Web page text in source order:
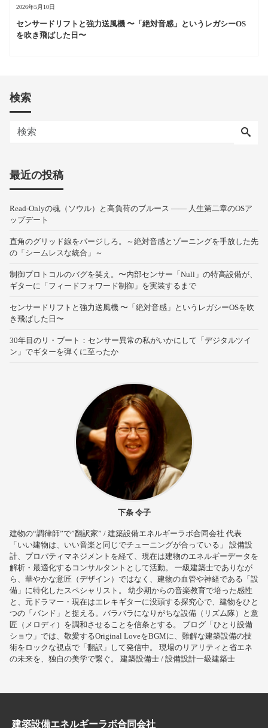
2026年5月10日
センサードリフトと強力送風機 〜「絶対音感」というレガシーOS
を吹き飛ばした日〜
検索
最近の投稿
Read-Onlyの魂（ソウル）と高負荷のブルース —— 人生第二章のOSア
ップデート
直角のグリッド線をパージしろ。～絶対音感とゾーニングを手放した先
の「シームレスな統合」～
制御プロトコルのバグを笑え。〜内部センサー「Null」の特高設備が、
ギターに「フィードフォワード制御」を実装するまで
センサードリフトと強力送風機 〜「絶対音感」というレガシーOSを吹
き飛ばした日〜
30年目のリ・ブート：センサー異常の私がいかにして「デジタルツイ
ン」でギターを弾くに至ったか
下条 令子
建物の“調律師”で”翻訳家” / 建築設備エネルギーラボ合同会社 代表
「いい建物は、いい音楽と同じでチューニングが合っている」 設備設
計、プロパティマネジメントを経て、現在は建物のエネルギーデータを
解析・最適化するコンサルタントとして活動。 一級建築士でありなが
ら、華やかな意匠（デザイン）ではなく、建物の血管や神経である「設
備」に特化したスペシャリスト。 幼少期からの音楽教育で培った感性
と、元ドラマー・現在はエレキギターに没頭する探究心で、建物をひと
つの「バンド」と捉える。バラバラになりがちな設備（リズム隊）と意
匠（メロディ）を調和させることを信条とする。 ブログ「ひとり設備
ショウ」では、敬愛するOriginal LoveをBGMに、難解な建築設備の技
術をロックな視点で「翻訳」して発信中。 現場のリアリティと省エネ
の未来を、独自の美学で繋ぐ。 建築設備士 / 設備設計一級建築士
建築設備エネルギーラボ合同会社